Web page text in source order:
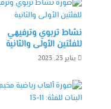
نشاط تربوي وترفيهي
للفئتين الأولى والثانية
يناير 23, 2023